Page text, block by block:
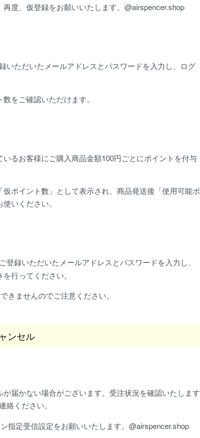
度、仮登録をお願いいたします。@airspencer.shop
いただいたメールアドレスとパスワードを入力し、ログ
をご確認いただけます。
るお客様にご購入商品金額100円ごとにポイントを付与
ポイント数」として表示され、商品発送後「使用可能ポ
いください。
登録いただいたメールアドレスとパスワードを入力し、
行ってください。
きませんのでご注意ください。
ンセル
届かない場合がございます。受注状況を確認いたします
絡ください。
指定受信設定をお願いいたします。@airspencer.shop